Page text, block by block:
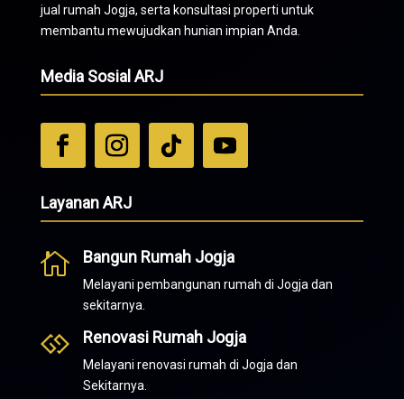
jual rumah Jogja, serta konsultasi properti untuk
membantu mewujudkan hunian impian Anda.
Media Sosial ARJ
Layanan ARJ
 Bangun Rumah Jogja
Melayani pembangunan rumah di Jogja dan
sekitarnya.
 Renovasi Rumah Jogja
Melayani renovasi rumah di Jogja dan
Sekitarnya.